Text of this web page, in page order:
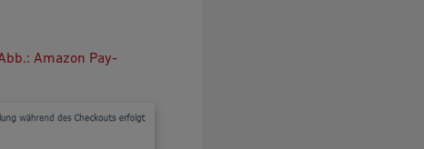
Amazon Pay-